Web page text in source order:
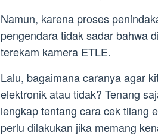
Namun, karena proses
pengendara tidak sadar bahwa
terekam kamera ETLE.
Lalu, bagaimana caranya agar
elektronik atau tidak? Tenang
lengkap tentang cara cek tilang
perlu dilakukan jika memang